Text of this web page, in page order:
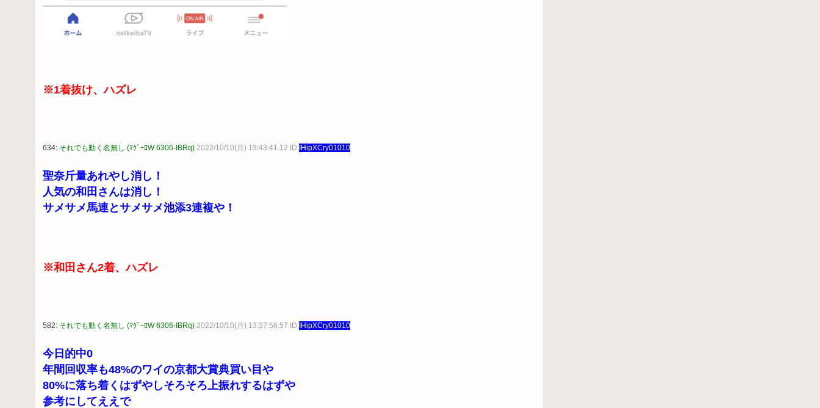
※1着抜け、ハズレ
634: それでも動く名無し (ﾏｸﾞｰﾛW 6306-IBRq) 2022/10/10(月) 13:43:41.12 ID: IHipXCry01010
聖奈斤量あれやし消し！
人気の和田さんは消し！
サメサメ馬連とサメサメ池添3連複や！
※和田さん2着、ハズレ
582: それでも動く名無し (ﾏｸﾞｰﾛW 6306-IBRq) 2022/10/10(月) 13:37:56.57 ID: IHipXCry01010
今日的中0
年間回収率も48%のワイの京都大賞典買い目や
80%に落ち着くはずやしそろそろ上振れするはずや
参考にしてええで